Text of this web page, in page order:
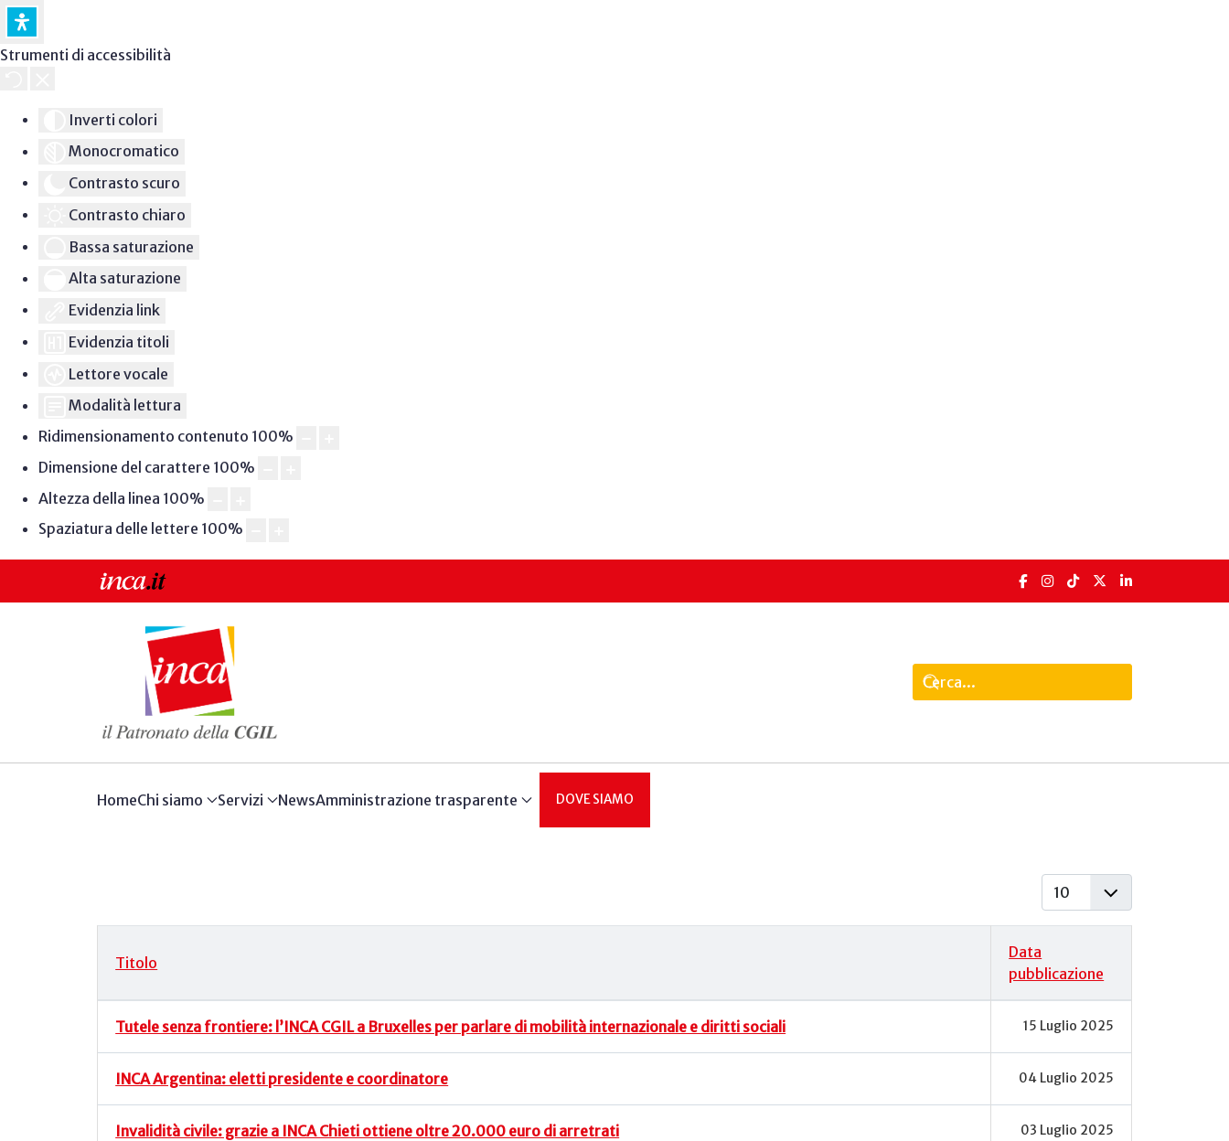
Strumenti di accessibilità
Inverti colori
Monocromatico
Contrasto scuro
Contrasto chiaro
Bassa saturazione
Alta saturazione
Evidenzia link
Evidenzia titoli
Lettore vocale
Modalità lettura
Ridimensionamento contenuto 100%
Dimensione del carattere 100%
Altezza della linea 100%
Spaziatura delle lettere 100%
HomeChi siamo Servizi NewsAmministrazione trasparente DOVE SIAMO
Visualizza #
Titolo
Data
pubblicazione
Tutele senza frontiere: l’INCA CGIL a Bruxelles per parlare di mobilità internazionale e diritti sociali 15 Luglio 2025
INCA Argentina: eletti presidente e coordinatore 04 Luglio 2025
Invalidità civile: grazie a INCA Chieti ottiene oltre 20.000 euro di arretrati 03 Luglio 2025